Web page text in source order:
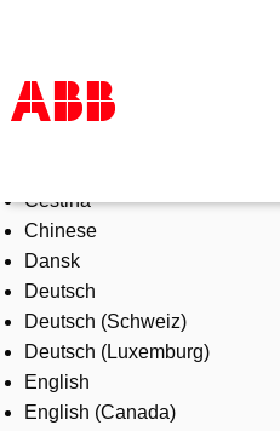
Tuotteet ja järjestelmät
Toimialat
Palvelut
ABB lyhyesti
Mistä ostaa
Ota yhteyttä
ABB-uralle
Čeština
Chinese
Dansk
Deutsch
Deutsch (Schweiz)
Deutsch (Luxemburg)
English
English (Canada)